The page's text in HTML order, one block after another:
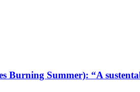
Burning Summer): “A